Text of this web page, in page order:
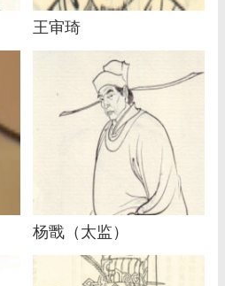
王审琦
杨戬（太监）